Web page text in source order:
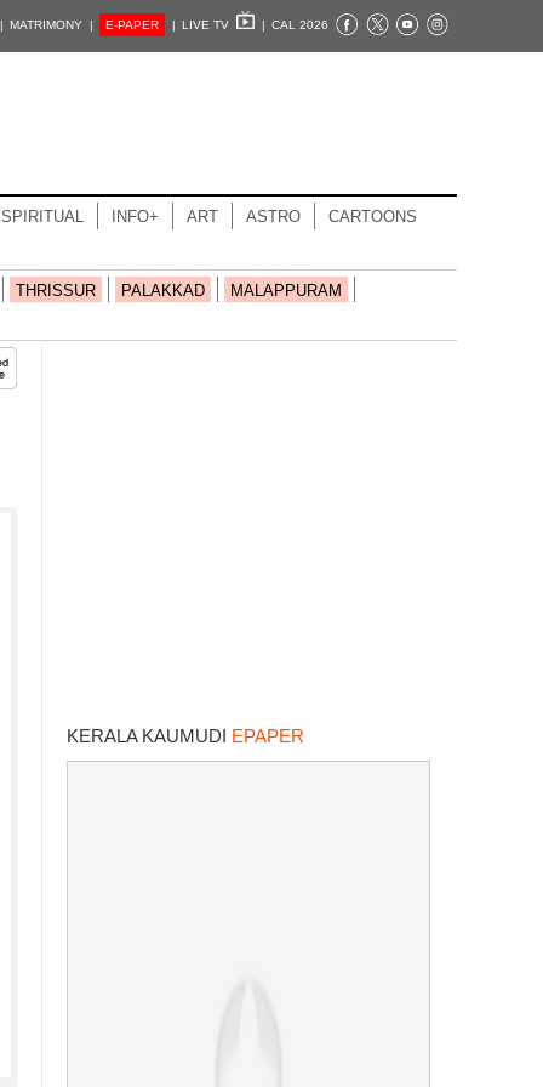
MATRIMONY | E-PAPER | LIVE TV | CAL 2026
SPIRITUAL INFO+ ART ASTRO CARTOONS
THRISSUR PALAKKAD MALAPPURAM
KERALA KAUMUDI EPAPER